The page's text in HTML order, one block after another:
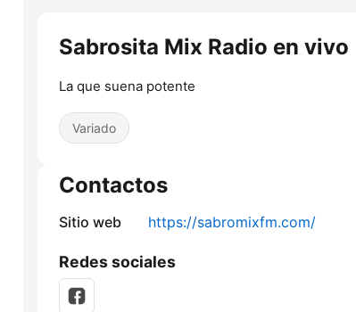
Sabrosita Mix Radio en vivo
La que suena potente
Variado
Contactos
Sitio web https://sabromixfm.com/
Redes sociales